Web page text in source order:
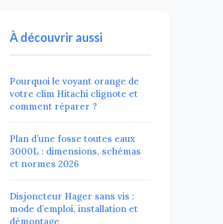
À découvrir aussi
Pourquoi le voyant orange de
votre clim Hitachi clignote et
comment réparer ?
Plan d’une fosse toutes eaux
3000L : dimensions, schémas
et normes 2026
Disjoncteur Hager sans vis :
mode d’emploi, installation et
démontage